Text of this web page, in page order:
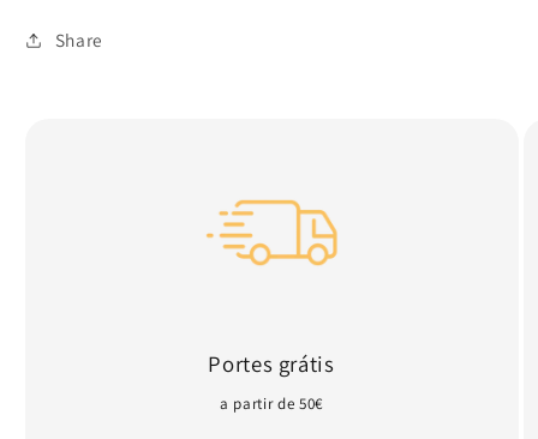
Share
Portes grátis
a partir de 50€